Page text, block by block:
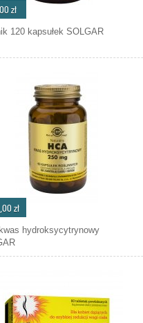
zł
120 kapsułek SOLGAR
zł
hydroksycytrynowy